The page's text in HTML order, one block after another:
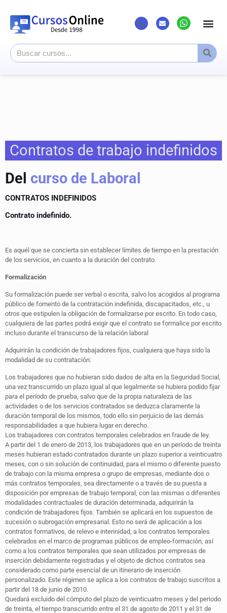
Contratos de trabajo indefinidos
Del curso de Laboral
CONTRATOS INDEFINIDOS
Contrato indefinido.
Es aquél que se concierta sin establecer límites de tiempo en la prestación
de los servicios, en cuanto a la duración del contrato.
Formalización
Su formalización puede ser verbal o escrita, salvo los acogidos al programa
público de fomento de la contratación indefinida, discapacitados, etc., u
otros que estipulen la obligación de formalizarse por escrito. En todo caso,
cualquiera de las partes podrá exigir que el contrato se formalice por escrito
incluso durante el transcurso de la relación laboral
Adquirirán la condición de trabajadores fijos, cualquiera que haya sido la
modalidad de su contratación:
Los trabajadores que no hubieran sido dados de alta en la Seguridad Social,
una vez transcurrido un plazo igual al que legalmente se hubiera podido fijar
para el período de prueba, salvo que de la propia naturaleza de las
actividades o de los servicios contratados se deduzca claramente la
duración temporal de los mismos, todo ello sin perjuicio de las demás
responsabilidades a que hubiera lugar en derecho.
Los trabajadores con contratos temporales celebrados en fraude de ley.
A partir del 1 de enero de 2013, los trabajadores que en un período de treinta
meses hubieran estado contratados durante un plazo superior a veinticuatro
meses, con o sin solución de continuidad, para el mismo o diferente puesto
de trabajo con la misma empresa o grupo de empresas, mediante dos o
más contratos temporales, sea directamente o a través de su puesta a
disposición por empresas de trabajo temporal, con las mismas o diferentes
modalidades contractuales de duración determinada, adquirirán la
condición de trabajadores fijos. También se aplicará en los supuestos de
sucesión o subrogación empresarial. Esto no será de aplicación a los
contratos formativos, de relevo e interinidad, a los contratos temporales
celebrados en el marco de programas públicos de empleo-formación, así
como a los contratos temporales que sean utilizados por empresas de
inserción debidamente registradas y el objeto de dichos contratos sea
considerado como parte esencial de un itinerario de inserción
personalizado. Este régimen se aplica a los contratos de trabajo suscritos a
partir del 18 de junio de 2010.
Quedará excluido del cómputo del plazo de veinticuatro meses y del periodo
de treinta, el tiempo transcurrido entre el 31 de agosto de 2011 y el 31 de